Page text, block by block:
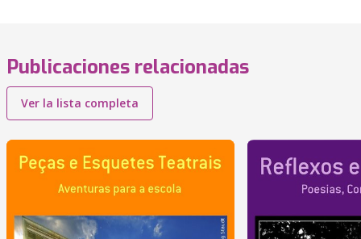
Publicaciones relacionadas
Ver la lista completa